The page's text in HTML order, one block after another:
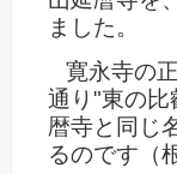
ました。
寛永寺の
通り"東の比
暦寺と同じ
るのです（